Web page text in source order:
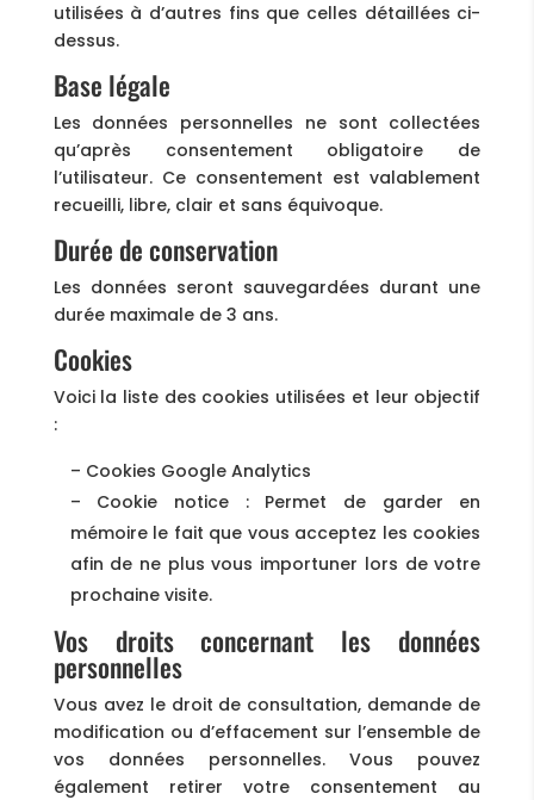
utilisées à d’autres fins que celles détaillées ci-
dessus.
Base légale
Les données personnelles ne sont collectées
qu’après consentement obligatoire de
l’utilisateur. Ce consentement est valablement
recueilli, libre, clair et sans équivoque.
Durée de conservation
Les données seront sauvegardées durant une
durée maximale de 3 ans.
Cookies
Voici la liste des cookies utilisées et leur objectif
:
– Cookies Google Analytics
– Cookie notice : Permet de garder en
mémoire le fait que vous acceptez les cookies
afin de ne plus vous importuner lors de votre
prochaine visite.
Vos droits concernant les données
personnelles
Vous avez le droit de consultation, demande de
modification ou d’effacement sur l’ensemble de
vos données personnelles. Vous pouvez
également retirer votre consentement au